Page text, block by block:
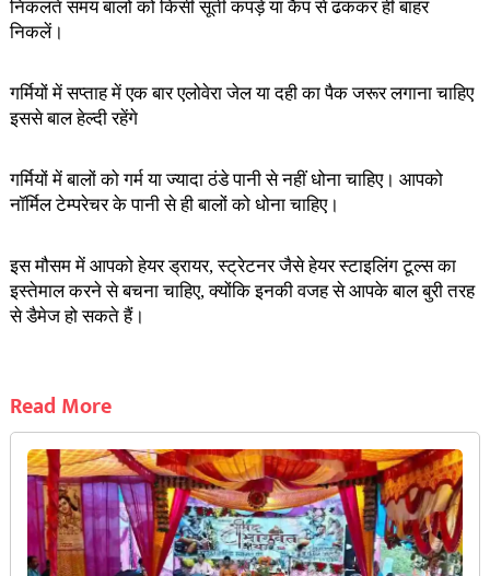
निकलते समय बालों को किसी सूती कपड़े या कैप से ढंककर ही बाहर
निकलें।
गर्मियों में सप्ताह में एक बार एलोवेरा जेल या दही का पैक जरूर लगाना चाहिए
इससे बाल हेल्दी रहेंगे
गर्मियों में बालों को गर्म या ज्यादा ठंडे पानी से नहीं धोना चाहिए। आपको
नॉर्मिल टेम्परेचर के पानी से ही बालों को धोना चाहिए।
इस मौसम में आपको हेयर ड्रायर, स्ट्रेटनर जैसे हेयर स्टाइलिंग टूल्स का
इस्तेमाल करने से बचना चाहिए, क्योंकि इनकी वजह से आपके बाल बुरी तरह
से डैमेज हो सकते हैं।
Read More